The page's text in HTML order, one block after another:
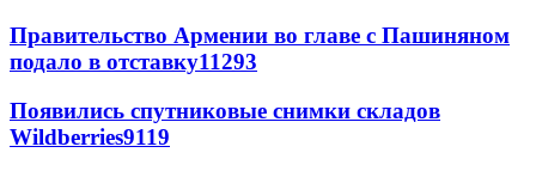
Правительство Армении во главе с Пашиняном
подало в отставку11293
Появились спутниковые снимки складов
Wildberries9119